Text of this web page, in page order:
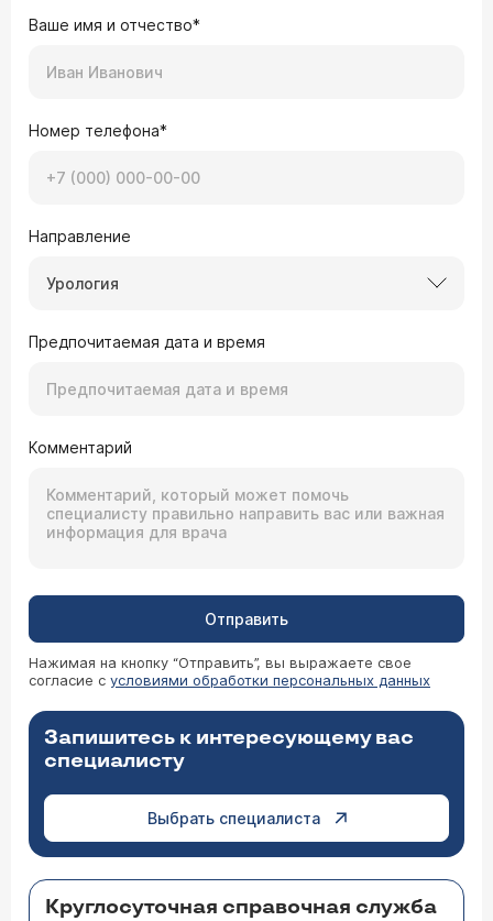
Ваше имя и отчество*
Номер телефона*
Направление
Урология
Предпочитаемая дата и время
Комментарий
Отправить
Нажимая на кнопку “Отправить”, вы выражаете свое
согласие с условиями обработки персональных данных
Запишитесь к интересующему вас
специалисту
Выбрать специалиста
Круглосуточная справочная служба